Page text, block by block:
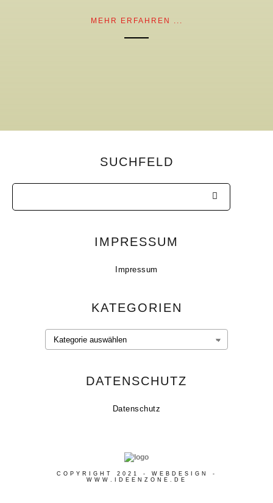
MEHR ERFAHREN ...
SUCHFELD
IMPRESSUM
Impressum
KATEGORIEN
Kategorien
DATENSCHUTZ
Datenschutz
COPYRIGHT 2021 - WEBDESIGN -
WWW.IDEENZONE.DE